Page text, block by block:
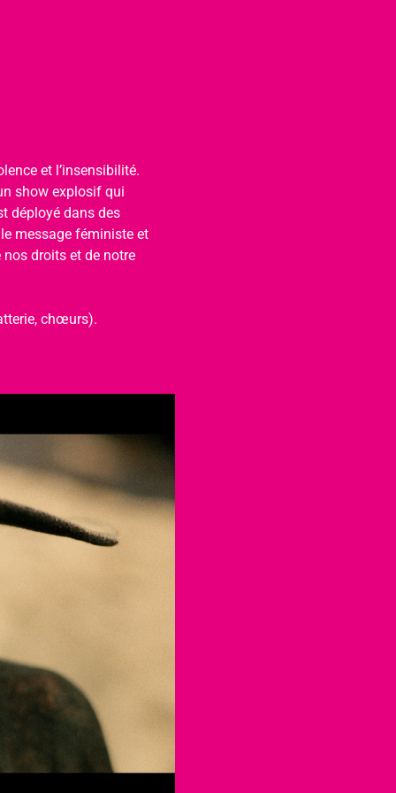
et l’insensibilité.
show explosif qui
déployé dans des
message féministe et
droits et de notre
chœurs).